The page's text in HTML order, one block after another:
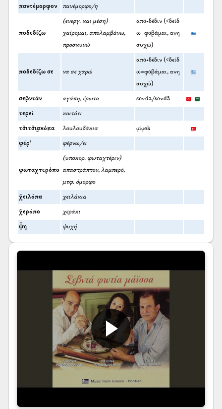
παντέμορφον πανέμορφο/η
ποδεδίζω
(ενεργ. και μέση)
χαίρομαι, απολαμβάνω,
προσκυνώ
από+δέδιν (<δείδ
ω=φοβάμαι, ανη
συχώ)
ποδεδίζω σε να σε χαρώ
από+δέδιν (<δείδ
ω=φοβάμαι, ανη
συχώ)
σεβντάν αγάπη, έρωτα sevda/sevdā
τερεί κοιτάει
τσ̌ιτσ̌ι͜ακόπα λουλουδάκια çiçek
φέρ’ φέρνω/ει
φωταχτερόπο
(υποκορ. φωταχτέριν)
απαστράπτον, λαμπερό,
μτφ. όμορφο
χ̌ειλόπα χειλάκια
χ̌ερόπο χεράκι
ψ̌η ψυχή